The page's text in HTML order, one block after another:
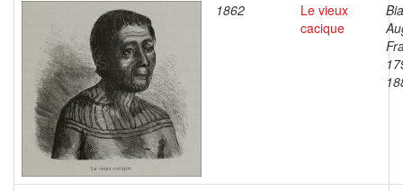
1862
Le vieux
cacique